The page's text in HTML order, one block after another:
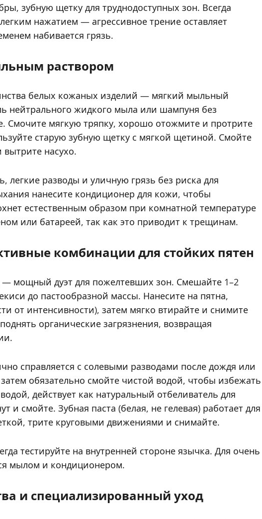
зубную щетку для труднодоступных зон. Всегда
нажатием — агрессивное трение оставляет
набивается грязь.
раствором
белых кожаных изделий — мягкий мыльный
нейтрального жидкого мыла или шампуня без
Смочите мягкую тряпку, хорошо отожмите и протрите
старую зубную щетку с мягкой щетиной. Смойте
насухо.
легкие разводы и уличную грязь без риска для
нанесите кондиционер для кожи, чтобы
естественным образом при комнатной температуре
или батареей, так как это приводит к трещинам.
комбинации для стойких пятен
мощный дуэт для пожелтевших зон. Смешайте 1–2
до пастообразной массы. Нанесите на пятна,
от интенсивности), затем мягко втирайте и снимите
органические загрязнения, возвращая
справляется с солевыми разводами после дождя или
обязательно смойте чистой водой, чтобы избежать
действует как натуральный отбеливатель для
и смойте. Зубная паста (белая, не гелевая) работает для
трите круговыми движениями и снимайте.
тестируйте на внутренней стороне язычка. Для очень
мылом и кондиционером.
и специализированный уход